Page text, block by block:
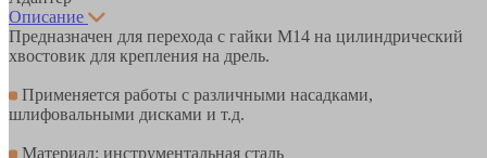
Описание
Предназначен для перехода с гайки М14 на цилиндрический
хвостовик для крепления на дрель.
Применяется работы с различными насадками,
шлифовальными дисками и т.д.
Материал: инструментальная сталь